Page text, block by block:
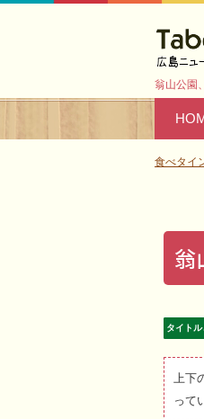
翁山公園
食べタイ
翁
タイト
上下
って